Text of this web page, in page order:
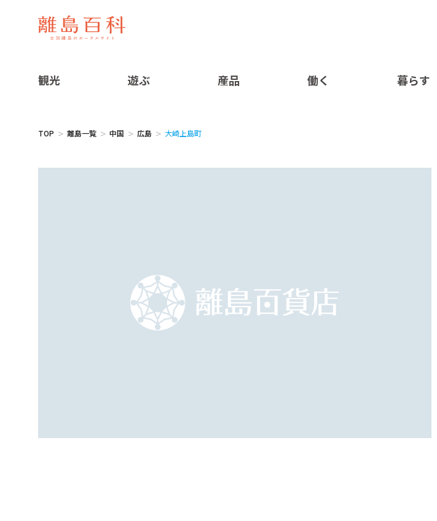
観光 遊ぶ 産品 働く 暮らす
TOP 離島一覧 中国 広島 大崎上島町